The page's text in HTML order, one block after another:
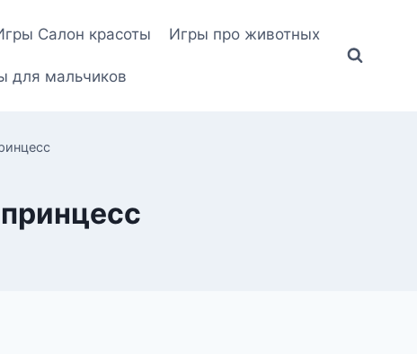
Салон красоты Игры про животных
для мальчиков